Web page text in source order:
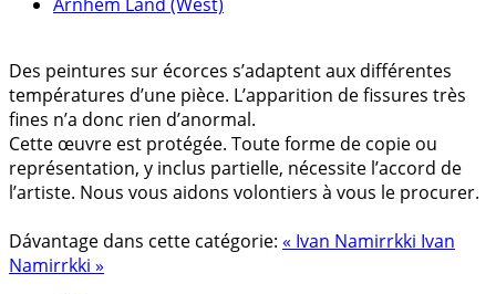
Des peintures sur écorces s’adaptent aux différentes
températures d’une pièce. L’apparition de fissures très
fines n’a donc rien d’anormal.
Cette œuvre est protégée. Toute forme de copie ou
représentation, y inclus partielle, nécessite l’accord de
l’artiste. Nous vous aidons volontiers à vous le procurer.
Dávantage dans cette catégorie: « Ivan Namirrkki Ivan
Namirrkki »